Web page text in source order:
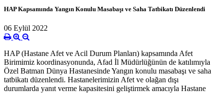
HAP Kapsamında Yangın Konulu Masabaşı ve Saha Tatbikatı Düzenlendi
06 Eylül 2022
HAP (Hastane Afet ve Acil Durum Planları) kapsamında Afet
Birimimiz koordinasyonunda, Afad İl Müdürlüğünün de katılımıyla
Özel Batman Dünya Hastanesinde Yangın konulu masabaşı ve saha
tatbikatı düzenlendi. Hastanelerimizin Afet ve olağan dışı
durumlarda yanıt verme kapasitesini geliştirmek amacıyla Hastane